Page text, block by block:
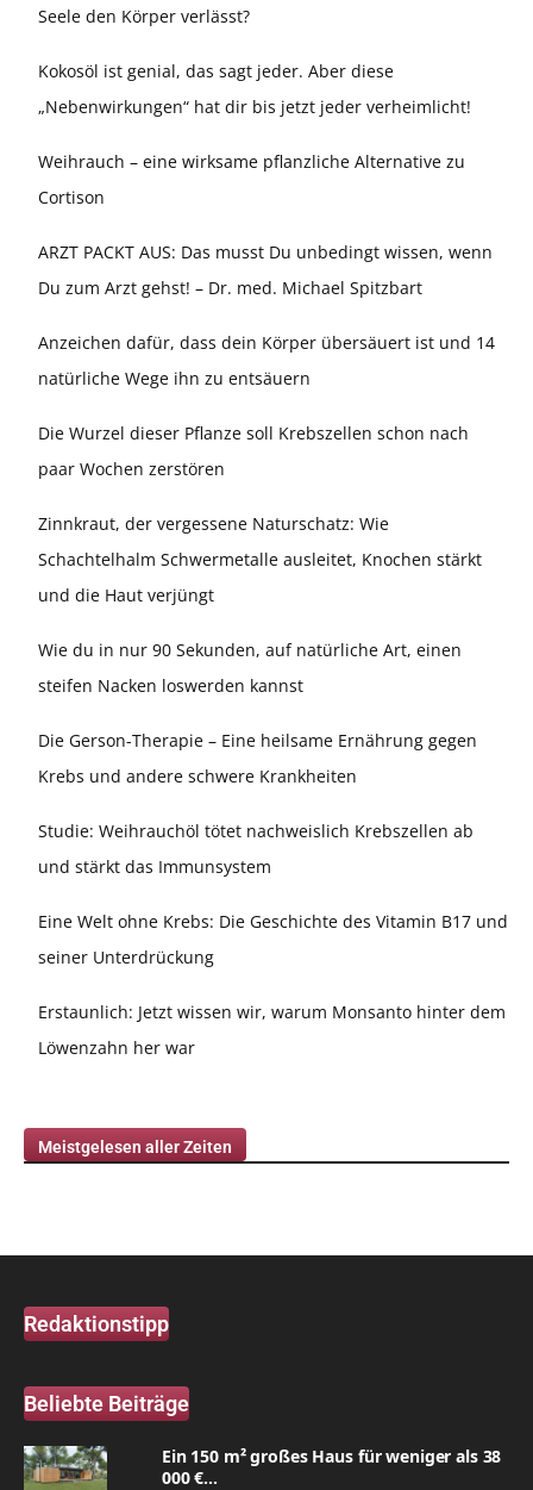
Seele den Körper verlässt?
Kokosöl ist genial, das sagt jeder. Aber diese
„Nebenwirkungen“ hat dir bis jetzt jeder verheimlicht!
Weihrauch – eine wirksame pflanzliche Alternative zu
Cortison
ARZT PACKT AUS: Das musst Du unbedingt wissen, wenn
Du zum Arzt gehst! – Dr. med. Michael Spitzbart
Anzeichen dafür, dass dein Körper übersäuert ist und 14
natürliche Wege ihn zu entsäuern
Die Wurzel dieser Pflanze soll Krebszellen schon nach
paar Wochen zerstören
Zinnkraut, der vergessene Naturschatz: Wie
Schachtelhalm Schwermetalle ausleitet, Knochen stärkt
und die Haut verjüngt
Wie du in nur 90 Sekunden, auf natürliche Art, einen
steifen Nacken loswerden kannst
Die Gerson-Therapie – Eine heilsame Ernährung gegen
Krebs und andere schwere Krankheiten
Studie: Weihrauchöl tötet nachweislich Krebszellen ab
und stärkt das Immunsystem
Eine Welt ohne Krebs: Die Geschichte des Vitamin B17 und
seiner Unterdrückung
Erstaunlich: Jetzt wissen wir, warum Monsanto hinter dem
Löwenzahn her war
Meistgelesen aller Zeiten
Redaktionstipp
Beliebte Beiträge
Ein 150 m² großes Haus für weniger als 38
000 €...